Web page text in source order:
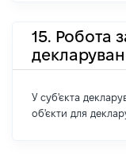
15. Робота
У суб'єкта
об'єкти для